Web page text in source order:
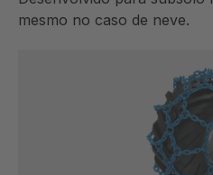
mesmo no caso de neve.